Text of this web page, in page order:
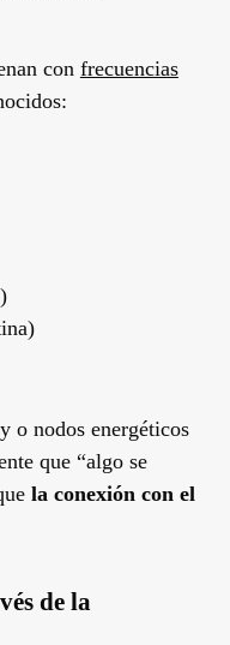
con frecuencias
o nodos energéticos
que “algo se
la conexión con el
de la